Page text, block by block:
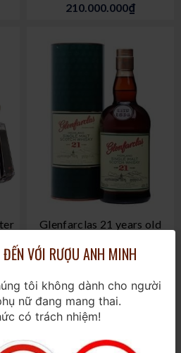
210.000.000₫
Glenfarclas 21 years old
VỚI RƯỢU ANH MINH
tôi không dành cho người
nữ đang mang thai.
có trách nhiệm!